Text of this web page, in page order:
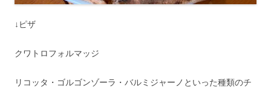
↓ピザ
クワトロフォルマッジ
リコッタ・ゴルゴンゾーラ・バルミジャーノといった種類のチ